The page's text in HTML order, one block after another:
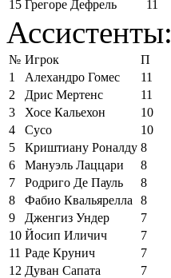
15 Грегоре Дефрель 11
Ассистенты:
№ Игрок
П
1
Алехандро Гомес
11
2
Дрис Мертенс
11
3
Хосе Кальехон
10
4
Сусо
10
5
Криштиану Роналду 8
6
Мануэль Лаццари
8
7
Родриго Де Пауль
8
8
Фабио Квальярелла
8
9
Дженгиз Ундер
7
10 Йосип Иличич
7
11 Раде Крунич
7
12 Дуван Сапата
7